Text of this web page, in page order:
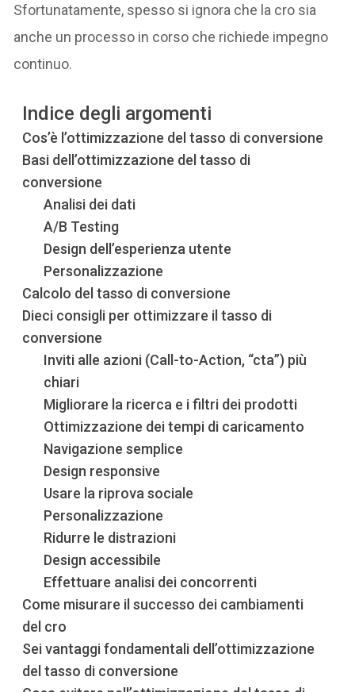
Sfortunatamente, spesso si ignora che la cro sia
anche un processo in corso che richiede impegno
continuo.
Indice degli argomenti
Cos’è l’ottimizzazione del tasso di conversione
Basi dell’ottimizzazione del tasso di
conversione
Analisi dei dati
A/B Testing
Design dell’esperienza utente
Personalizzazione
Calcolo del tasso di conversione
Dieci consigli per ottimizzare il tasso di
conversione
Inviti alle azioni (Call-to-Action, “cta”) più
chiari
Migliorare la ricerca e i filtri dei prodotti
Ottimizzazione dei tempi di caricamento
Navigazione semplice
Design responsive
Usare la riprova sociale
Personalizzazione
Ridurre le distrazioni
Design accessibile
Effettuare analisi dei concorrenti
Come misurare il successo dei cambiamenti
del cro
Sei vantaggi fondamentali dell’ottimizzazione
del tasso di conversione